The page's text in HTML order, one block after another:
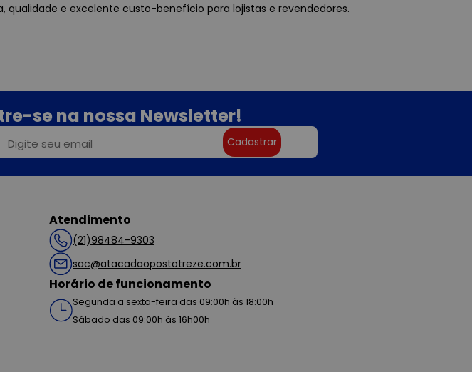
qualidade e excelente custo-benefício para lojistas e revendedores.
se na nossa Newsletter!
Cadastrar
Atendimento
(21)98484-9303
sac@atacadaopostotreze.com.br
Horário de funcionamento
Segunda a sexta-feira das 09:00h às 18:00h
Sábado das 09:00h às 16h00h